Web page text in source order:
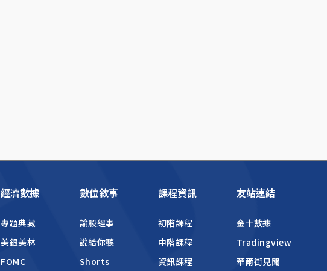
經濟數據
專題典藏
美銀美林
FOMC
數位敘事
論股經事
說給你聽
Shorts
課程資訊
初階課程
中階課程
資訊課程
友站連結
金十數據
Tradingview
華爾街見聞